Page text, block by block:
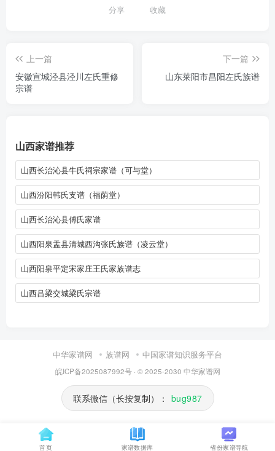
分享 收藏
上一篇
安徽宣城泾县泾川左氏重修
宗谱
下一篇
山东莱阳市昌阳左氏族谱
山西家谱推荐
山西长治沁县牛氏祠宗家谱（可与堂）
山西汾阳韩氏支谱（福荫堂）
山西长治沁县傅氏家谱
山西阳泉盂县清城西沟张氏族谱（凌云堂）
山西阳泉平定宋家庄王氏家族谱志
山西吕梁交城梁氏宗谱
中华家谱网 族谱网 中国家谱知识服务平台
皖ICP备2025087992号· © 2025-2030 中华家谱网
联系微信（长按复制）： bug987
首页 家谱数据库 省份家谱导航